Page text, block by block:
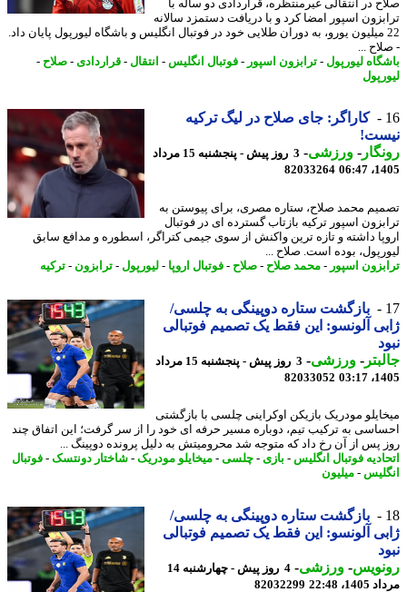
در انتقالی غیرمنتظره، قراردادی دو ساله با
اسپور امضا کرد و با دریافت دستمزد سالانه
میلیون یورو، به دوران طلایی خود در فوتبال انگلیس و باشگاه لیورپول پایان داد.
...
لیورپول -ترابزون اسپور-فوتبال انگلیس-انتقال-قراردادی-صلاح-
کاراگر: جای صلاح در لیگ ترکیه
-ورزشی-
3 روز پیش - پنجشنبه 15 مرداد
82033264
محمد صلاح، ستاره مصری، برای پیوستن به
اسپور ترکیه بازتاب گسترده ای در فوتبال
داشته و تازه ترین واکنش از سوی جیمی کتراگر، اسطوره و مدافع سابق
بوده است. صلاح ...
اسپور-محمد صلاح-صلاح-فوتبال اروپا - لیورپول -ترابزون-ترکیه
بازگشت ستاره دوپینگی به چلسی/
آلونسو: این فقط یک تصمیم فوتبالی
-ورزشی-
3 روز پیش - پنجشنبه 15 مرداد
82033052
مودریک بازیکن اوکراینی چلسی با بازگشتی
به ترکیب تیم، دوباره مسیر حرفه ای خود را از سر گرفت؛ این اتفاق چند
پس از آن رخ داد که متوجه شد محرومیتش به دلیل پرونده دوپینگ ...
فوتبال انگلیس-بازی - چلسی-میخایلو مودریک-شاختار دونتسک-فوتبال
-میلیون
بازگشت ستاره دوپینگی به چلسی/
آلونسو: این فقط یک تصمیم فوتبالی
-ورزشی-
4 روز پیش - چهارشنبه 14
22:48
82032299